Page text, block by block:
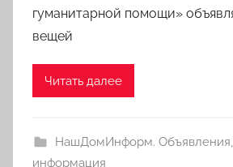
гуманитарной помощи»
вещей
Читать далее
НашДомИнформ.
информация